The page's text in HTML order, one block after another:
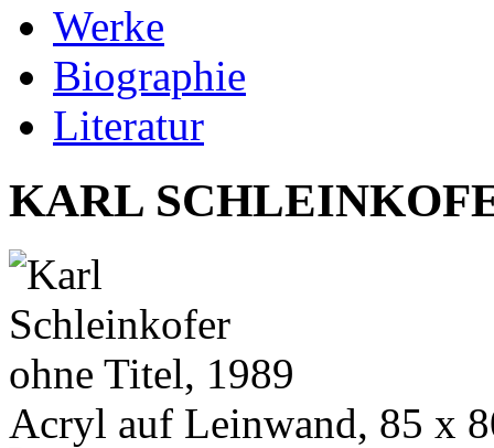
Werke
Biographie
Literatur
KARL
ohne Titel, 1989
Acryl auf Leinwand, 85 x